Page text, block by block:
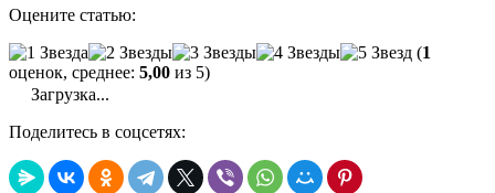
Оцените статью:
(1
оценок, среднее: 5,00 из 5)
Загрузка...
Поделитесь в соцсетях: